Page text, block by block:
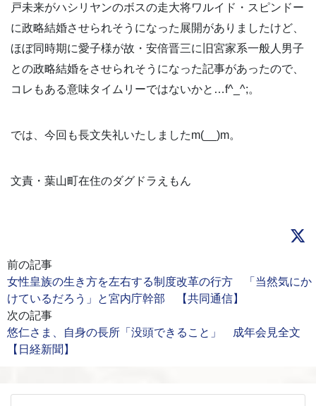
戸未来がハシリヤンのボスの走大将ワルイド・スピンドー
に政略結婚させられそうになった展開がありましたけど、
ほぼ同時期に愛子様が故・安倍晋三に旧宮家系一般人男子
との政略結婚をさせられそうになった記事があったので、
コレもある意味タイムリーではないかと…f^_^;。
では、今回も長文失礼いたしましたm(__)m。
文責・葉山町在住のダグドラえもん
前の記事
女性皇族の生き方を左右する制度改革の行方 「当然気にか
けているだろう」と宮内庁幹部 【共同通信】
次の記事
悠仁さま、自身の長所「没頭できること」 成年会見全文
【日経新聞】